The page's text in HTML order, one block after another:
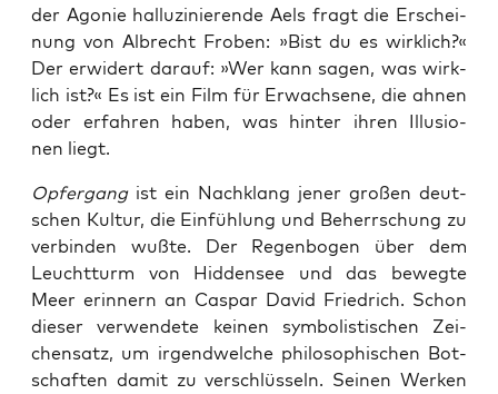
der Ago­nie hal­lu­zi­nie­ren­de Aels fragt die Erschei­
nung von Albrecht Fro­ben: »Bist du es wirk­lich?«
Der erwi­dert dar­auf: »Wer kann sagen, was wirk­
lich ist?« Es ist ein Film für Erwach­se­ne, die ahnen
oder erfah­ren haben, was hin­ter ihren Illu­sio­
nen liegt.
Opfer­gang ist ein Nach­klang jener gro­ßen deut­
schen Kul­tur, die Ein­füh­lung und Beherr­schung zu
ver­bin­den wuß­te. Der Regen­bo­gen über dem
Leucht­turm von Hid­den­see und das beweg­te
Meer erin­nern an Cas­par David Fried­rich. Schon
die­ser ver­wen­de­te kei­nen sym­bo­lis­ti­schen Zei­
chen­satz, um irgend­wel­che phi­lo­so­phi­schen Bot­
schaf­ten damit zu ver­schlüs­seln. Sei­nen Wer­ken